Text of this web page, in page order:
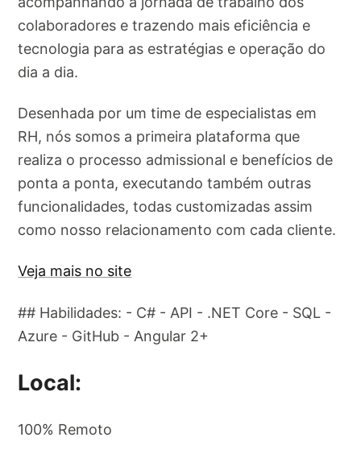
colaboradores e trazendo mais eficiência e
tecnologia para as estratégias e operação do
dia a dia.
Desenhada por um time de especialistas em
RH, nós somos a primeira plataforma que
realiza o processo admissional e benefícios de
ponta a ponta, executando também outras
funcionalidades, todas customizadas assim
como nosso relacionamento com cada cliente.
Veja mais no site
## Habilidades: - C# - API - .NET Core - SQL -
Azure - GitHub - Angular 2+
Local:
100% Remoto